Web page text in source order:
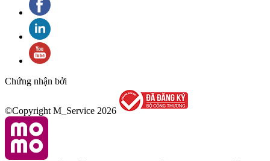
Chứng nhận bởi
©Copyright M_Service 2026